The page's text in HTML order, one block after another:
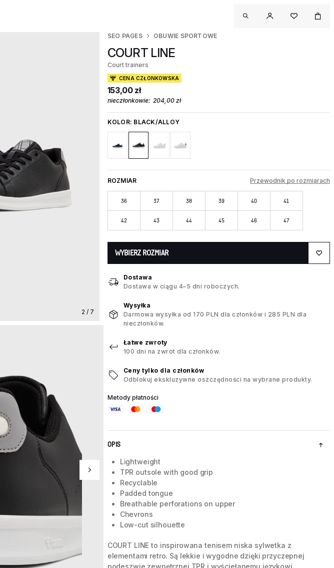
2 / 7
SEO PAGES OBUWIE SPORTOWE
COURT LINE
Court trainers
CENA CZŁONKOWSKA
153,00 zł
nieczłonkowie: 204,00 zł
KOLOR: BLACK/ALLOY
ROZMIAR Przewodnik po rozmiarach
36 37 38 39 40 41
42 43 44 45 46 47
WYBIERZ ROZMIAR
Dostawa
Dostawa w ciągu 4–5 dni roboczych.
Wysyłka
Darmowa wysyłka od 170 PLN dla członków i 285 PLN dla
nieczłonków.
Łatwe zwroty
100 dni na zwrot dla członków.
Ceny tylko dla członków
Odblokuj ekskluzywne oszczędności na wybrane produkty.
Metody płatności
OPIS
Lightweight
TPR outsole with good grip
Recyclable
Padded tongue
Breathable perforations on upper
Chevrons
Low-cut silhouette
COURT LINE to inspirowana tenisem niska sylwetka z
elementami retro. Są lekkie i wygodne dzięki przyczepnej